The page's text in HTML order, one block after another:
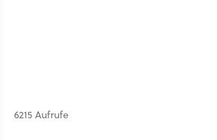
6215 Aufrufe